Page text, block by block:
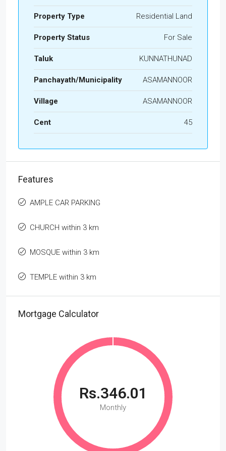
Property Type Residential Land
Property Status For Sale
Taluk KUNNATHUNAD
Panchayath/Municipality ASAMANNOOR
Village ASAMANNOOR
Cent 45
Features
AMPLE CAR PARKING
CHURCH within 3 km
MOSQUE within 3 km
TEMPLE within 3 km
Mortgage Calculator
Rs.346.01
Monthly